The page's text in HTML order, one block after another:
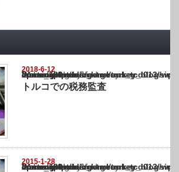
2018-6-12
Warning
: Undefined array key "show_category" in
/home/netst/kuno-cpa.co.jp/public_html/turkey_blog/wp-content/themes/
on line183
トルコでの税務監査
2015-1-28
Warning
: Undefined array key "show_category" in
/home/netst/kuno-cpa.co.jp/public_html/turkey_blog/wp-content/themes/
on line183